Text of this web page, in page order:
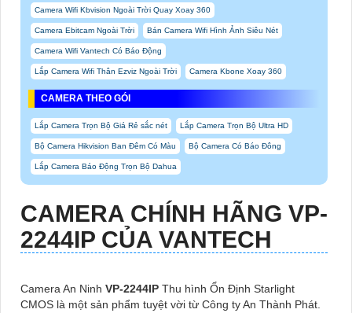
Camera Wifi Kbvision Ngoài Trời Quay Xoay 360
Camera Ebitcam Ngoài Trời Bán Camera Wifi Hình Ảnh Siêu Nét
Camera Wifi Vantech Có Báo Động
Lắp Camera Wifi Thân Ezviz Ngoài Trời Camera Kbone Xoay 360
CAMERA THEO GÓI
Lắp Camera Trọn Bộ Giá Rẻ sắc nét Lắp Camera Trọn Bộ Ultra HD
Bộ Camera Hikvision Ban Đêm Có Màu Bộ Camera Có Báo Đông
Lắp Camera Báo Động Trọn Bộ Dahua
CAMERA CHÍNH HÃNG VP-
2244IP CỦA VANTECH
Camera An Ninh VP-2244IP Thu hình Ổn Định Starlight
CMOS là một sản phẩm tuyệt vời từ Công ty An Thành Phát.